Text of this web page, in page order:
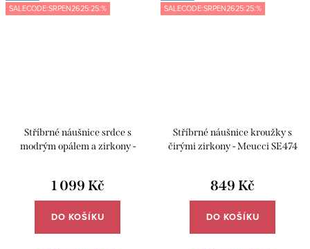
SALECODE:SRPEN2625:25:%
Stříbrné náušnice srdce s
modrým opálem a zirkony -
1 099 Kč
DO KOŠÍKU
SALECODE:SRPEN2625:25:%
Stříbrné náušnice kroužky s
čirými zirkony - Meucci SE474
849 Kč
DO KOŠÍKU